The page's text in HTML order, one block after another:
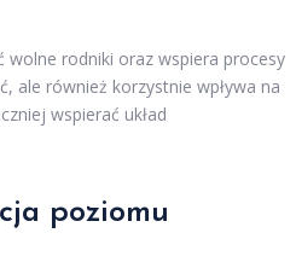
wolne rodniki oraz wspiera procesy
ale również korzystnie wpływa na
wspierać układ
poziomu